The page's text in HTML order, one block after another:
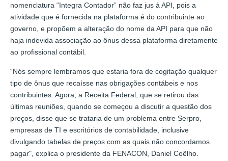
nomenclatura “Integra Contador” não faz jus à API, pois a
atividade que é fornecida na plataforma é do contribuinte ao
governo, e propõem a alteração do nome da API para que não
haja indevida associação ao ônus dessa plataforma diretamente
ao profissional contábil.
“Nós sempre lembramos que estaria fora de cogitação qualquer
tipo de ônus que recaísse nas obrigações contábeis e nos
contribuintes. Agora, a Receita Federal, que se retirou das
últimas reuniões, quando se começou a discutir a questão dos
preços, disse que se trataria de um problema entre Serpro,
empresas de TI e escritórios de contabilidade, inclusive
divulgando tabelas de preços com as quais não concordamos
pagar", explica o presidente da FENACON, Daniel Coêlho.